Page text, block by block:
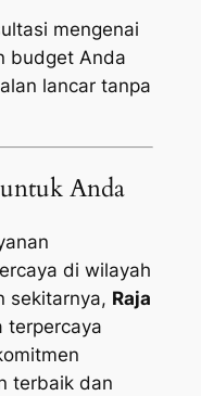
mengenai
budget Anda
lancar tanpa
Anda
di wilayah
sekitarnya, Raja
terpercaya
terbaik dan